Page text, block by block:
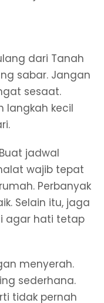
dari Tanah
sabar. Jangan
sesaat.
langkah kecil
jadwal
wajib tepat
Perbanyak
Selain itu, jaga
agar hati tetap
menyerah.
sederhana.
tidak pernah